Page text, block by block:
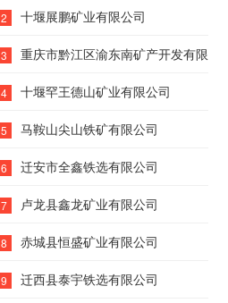
2 十堰展鹏矿业有限公司
3 重庆市黔江区渝东南矿产开发有限责
4 十堰罕王德山矿业有限公司
5 马鞍山尖山铁矿有限公司
6 迁安市全鑫铁选有限公司
7 卢龙县鑫龙矿业有限公司
8 赤城县恒盛矿业有限公司
9 迁西县泰宇铁选有限公司